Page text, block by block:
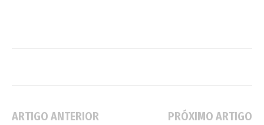
ARTIGO ANTERIOR
PRÓXIMO ARTIGO